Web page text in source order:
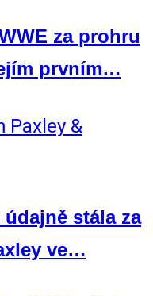
za prohru
prvním…
údajně stála za
ve…